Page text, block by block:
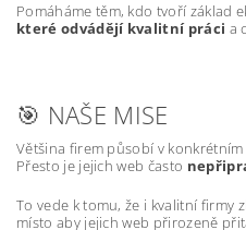
Pomáháme těm, kdo tvoří základ
které odvádějí kvalitní práci a
🎯 NAŠE MISE
Většina firem působí v
Přesto je jejich web často
To vede k tomu, že i kvalitní firmy
místo aby jejich web přirozeně